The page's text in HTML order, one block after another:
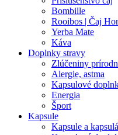
Bombille
Rooibos | Čaj
Yerba Mate
Káva
Doplnky stravy
Zlúčeniny
Alergie, astma
Kapsulové
Energia
Šport
Kapsule
Kapsule a